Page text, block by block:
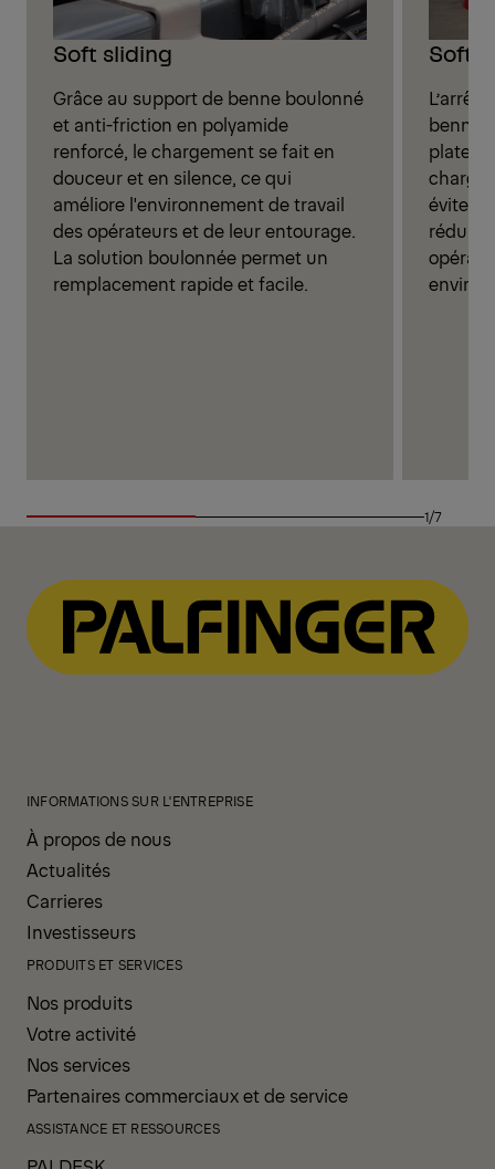
Soft sliding
Grâce au support de benne boulonné
et anti-friction en polyamide
renforcé, le chargement se fait en
douceur et en silence, ce qui
améliore l'environnement de travail
des opérateurs et de leur entourage.
La solution boulonnée permet un
remplacement rapide et facile.
Soft
L’arrêt
benne
évite
réduire
1/7
INFORMATIONS SUR L'ENTREPRISE
À propos de nous
Actualités
Carrieres
Investisseurs
PRODUITS ET SERVICES
Nos produits
Votre activité
Nos services
Partenaires commerciaux et de service
ASSISTANCE ET RESSOURCES